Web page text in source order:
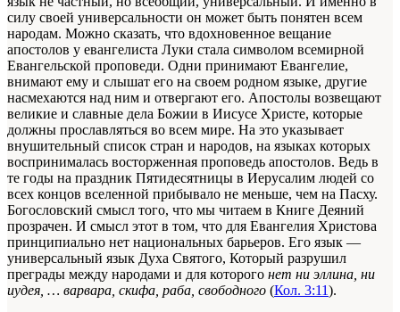
силу своей универсальности он может быть понятен всем
народам. Можно сказать, что вдохновенное вещание
апостолов у евангелиста Луки стала символом всемирной
Евангельской проповеди. Одни принимают Евангелие,
внимают ему и слышат его на своем родном языке, другие
насмехаются над ним и отвергают его. Апостолы возвещают
великие и славные дела Божии в Иисусе Христе, которые
должны прославляться во всем мире. На это указывает
внушительный список стран и народов, на языках которых
воспринималась восторженная проповедь апостолов. Ведь в
те годы на праздник Пятидесятницы в Иерусалим людей со
всех концов вселенной прибывало не меньше, чем на Пасху.
Богословский смысл того, что мы читаем в Книге Деяний
прозрачен. И смысл этот в том, что для Евангелия Христова
принципиально нет национальных барьеров. Его язык —
универсальный язык Духа Святого, Который разрушил
преграды между народами и для которого нет ни эллина, ни
иудея, … варвара, скифа, раба, свободного (Кол. 3:11).